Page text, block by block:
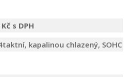
s DPH
kapalinou chlazený, SOHC